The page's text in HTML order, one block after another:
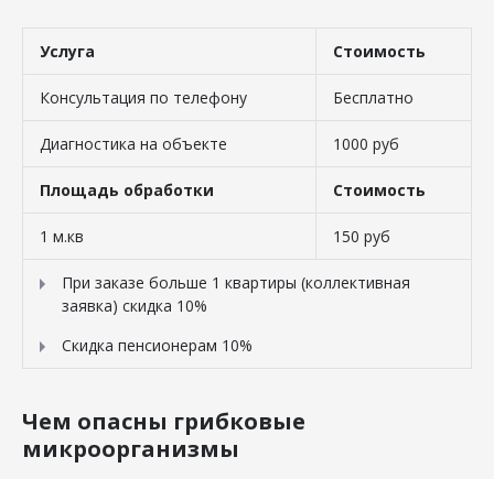
Услуга Стоимость
Консультация по телефону Бесплатно
Диагностика на объекте 1000 руб
Площадь обработки Стоимость
1 м.кв 150 руб
При заказе больше 1 квартиры (коллективная
заявка) скидка 10%
Скидка пенсионерам 10%
Чем опасны грибковые
микроорганизмы